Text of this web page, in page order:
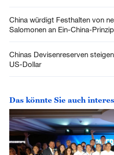
China würdigt Festhalten von
Salomonen an Ein-China-Prinzip
Chinas Devisenreserven
US-Dollar
Das könnte Sie auch